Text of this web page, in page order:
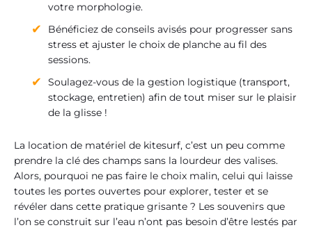
votre morphologie.
Bénéficiez de conseils avisés pour progresser sans
stress et ajuster le choix de planche au fil des
sessions.
Soulagez-vous de la gestion logistique (transport,
stockage, entretien) afin de tout miser sur le plaisir
de la glisse !
La location de matériel de kitesurf, c’est un peu comme
prendre la clé des champs sans la lourdeur des valises.
Alors, pourquoi ne pas faire le choix malin, celui qui laisse
toutes les portes ouvertes pour explorer, tester et se
révéler dans cette pratique grisante ? Les souvenirs que
l’on se construit sur l’eau n’ont pas besoin d’être lestés par